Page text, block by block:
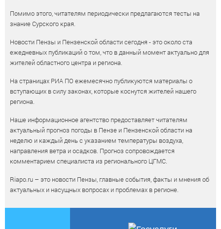
Помимо этого, читателям периодически предлагаются тесты на
знание Сурского края.
Новости Пензы и Пензенской области сегодня - это около ста
ежедневных публикаций о том, что в данный момент актуально для
жителей областного центра и региона.
На страницах РИА ПО ежемесячно публикуются материалы о
вступающих в силу законах, которые коснутся жителей нашего
региона.
Наше информационное агентство предоставляет читателям
актуальный прогноз погоды в Пензе и Пензенской области на
неделю и каждый день с указанием температуры воздуха,
направления ветра и осадков. Прогноз сопровождается
комментарием специалиста из регионального ЦГМС.
Riapo.ru – это новости Пензы, главные события, факты и мнения об
актуальных и насущных вопросах и проблемах в регионе.